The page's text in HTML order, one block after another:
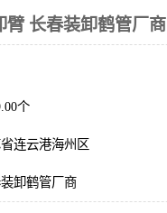
臂 长春装卸鹤管厂商
个
连云港海州区
卸鹤管厂商